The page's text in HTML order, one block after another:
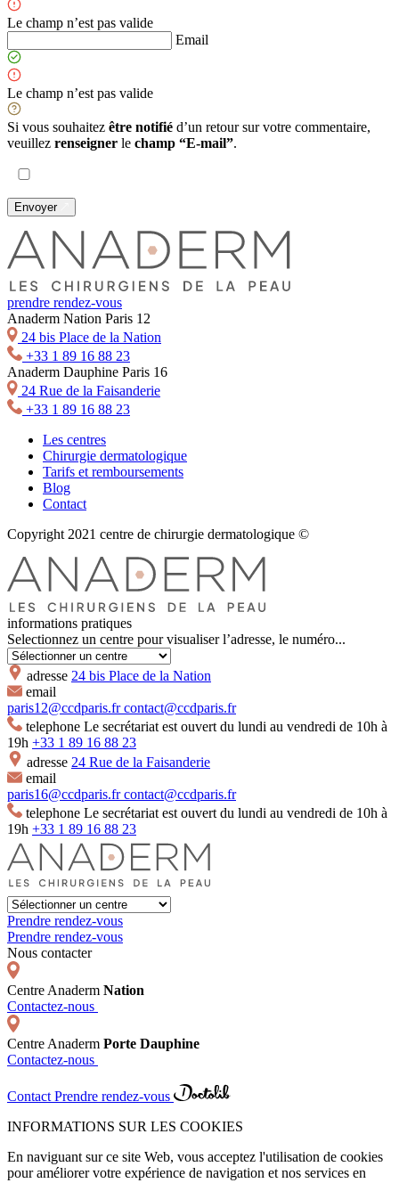
Le champ n’est pas valide
Email
Le champ n’est pas valide
Si vous souhaitez être notifié d’un retour sur votre commentaire,
veuillez renseigner le champ “E-mail”.
Envoyer
prendre rendez-vous
Anaderm Nation Paris 12
24 bis Place de la Nation
+33 1 89 16 88 23
Anaderm Dauphine Paris 16
24 Rue de la Faisanderie
+33 1 89 16 88 23
Les centres
Chirurgie dermatologique
Tarifs et remboursements
Blog
Contact
Copyright 2021 centre de chirurgie dermatologique ©
informations pratiques
Selectionnez un centre pour visualiser l’adresse, le numéro...
adresse 24 bis Place de la Nation
email
paris12@ccdparis.frcontact@ccdparis.fr
telephone Le secrétariat est ouvert du lundi au vendredi de 10h à
19h +33 1 89 16 88 23
adresse 24 Rue de la Faisanderie
email
paris16@ccdparis.frcontact@ccdparis.fr
telephone Le secrétariat est ouvert du lundi au vendredi de 10h à
19h +33 1 89 16 88 23
Prendre rendez-vous
Prendre rendez-vous
Nous contacter
Centre Anaderm Nation
Contactez-nous
Centre Anaderm Porte Dauphine
Contactez-nous
Contact Prendre rendez-vous
INFORMATIONS SUR LES COOKIES
En naviguant sur ce site Web, vous acceptez l'utilisation de cookies
pour améliorer votre expérience de navigation et nos services en